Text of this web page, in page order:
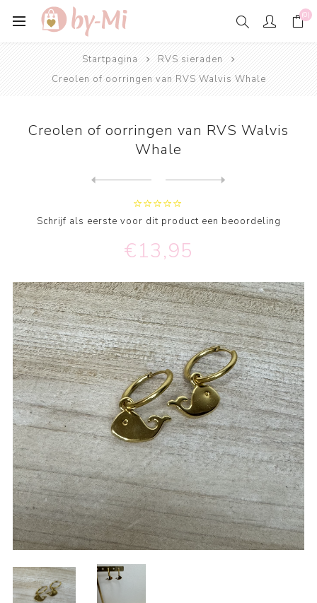
(0)
Startpagina
RVS sieraden
Creolen of oorringen van RVS Walvis Whale
Creolen of oorringen van RVS Walvis
Whale
Schrijf als eerste voor dit product een beoordeling
€13,95